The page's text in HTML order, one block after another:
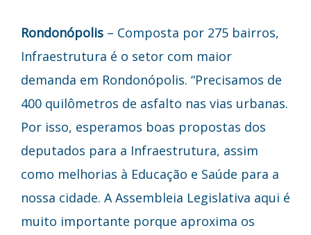
Rondonópolis – Composta por 275 bairros,
Infraestrutura é o setor com maior
demanda em Rondonópolis. “Precisamos de
400 quilômetros de asfalto nas vias urbanas.
Por isso, esperamos boas propostas dos
deputados para a Infraestrutura, assim
como melhorias à Educação e Saúde para a
nossa cidade. A Assembleia Legislativa aqui é
muito importante porque aproxima os